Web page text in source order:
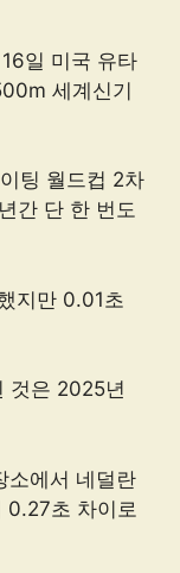
일 미국 유타
세계신기
팅 월드컵 2차
간 단 한 번도
지만 0.01초
것은 2025년
소에서 네덜란
0.27초 차이로